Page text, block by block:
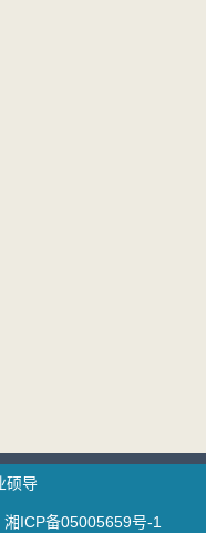
硕导
ICP备05005659号-1